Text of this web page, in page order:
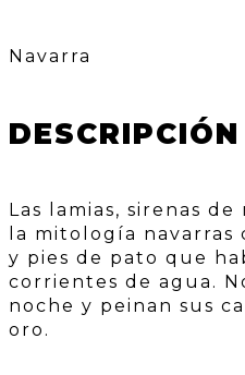
Navarra
DESCRIPCIÓN
Las lamias, sirenas
la mitología
y pies de pato que
corrientes de agua.
noche y peinan sus
oro.